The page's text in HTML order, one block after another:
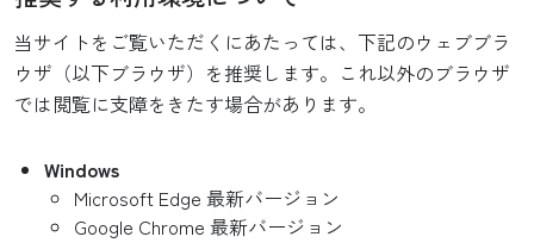
当サイトをご覧いただくにあたっては、下記のウェブブラ
ウザ（以下ブラウザ）を推奨します。これ以外のブラウザ
では閲覧に支障をきたす場合があります。
Windows
Microsoft Edge 最新バージョン
Google Chrome 最新バージョン